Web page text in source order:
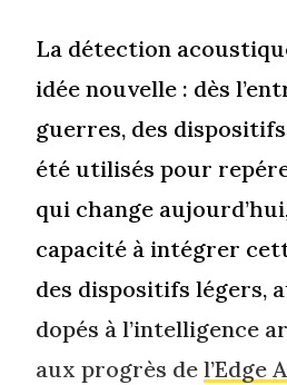
La détection
idée nouvelle : dès
guerres, des dispositifs
été utilisés pour
qui change
capacité à intégrer
des dispositifs légers,
dopés à l’intelligence
aux progrès del’Edge